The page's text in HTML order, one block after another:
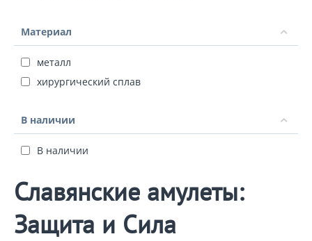
Материал
металл
хирургический сплав
В наличии
В наличии
Славянские амулеты:
Защита и Сила